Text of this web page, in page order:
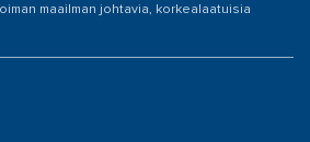
maailman johtavia, korkealaatuisia